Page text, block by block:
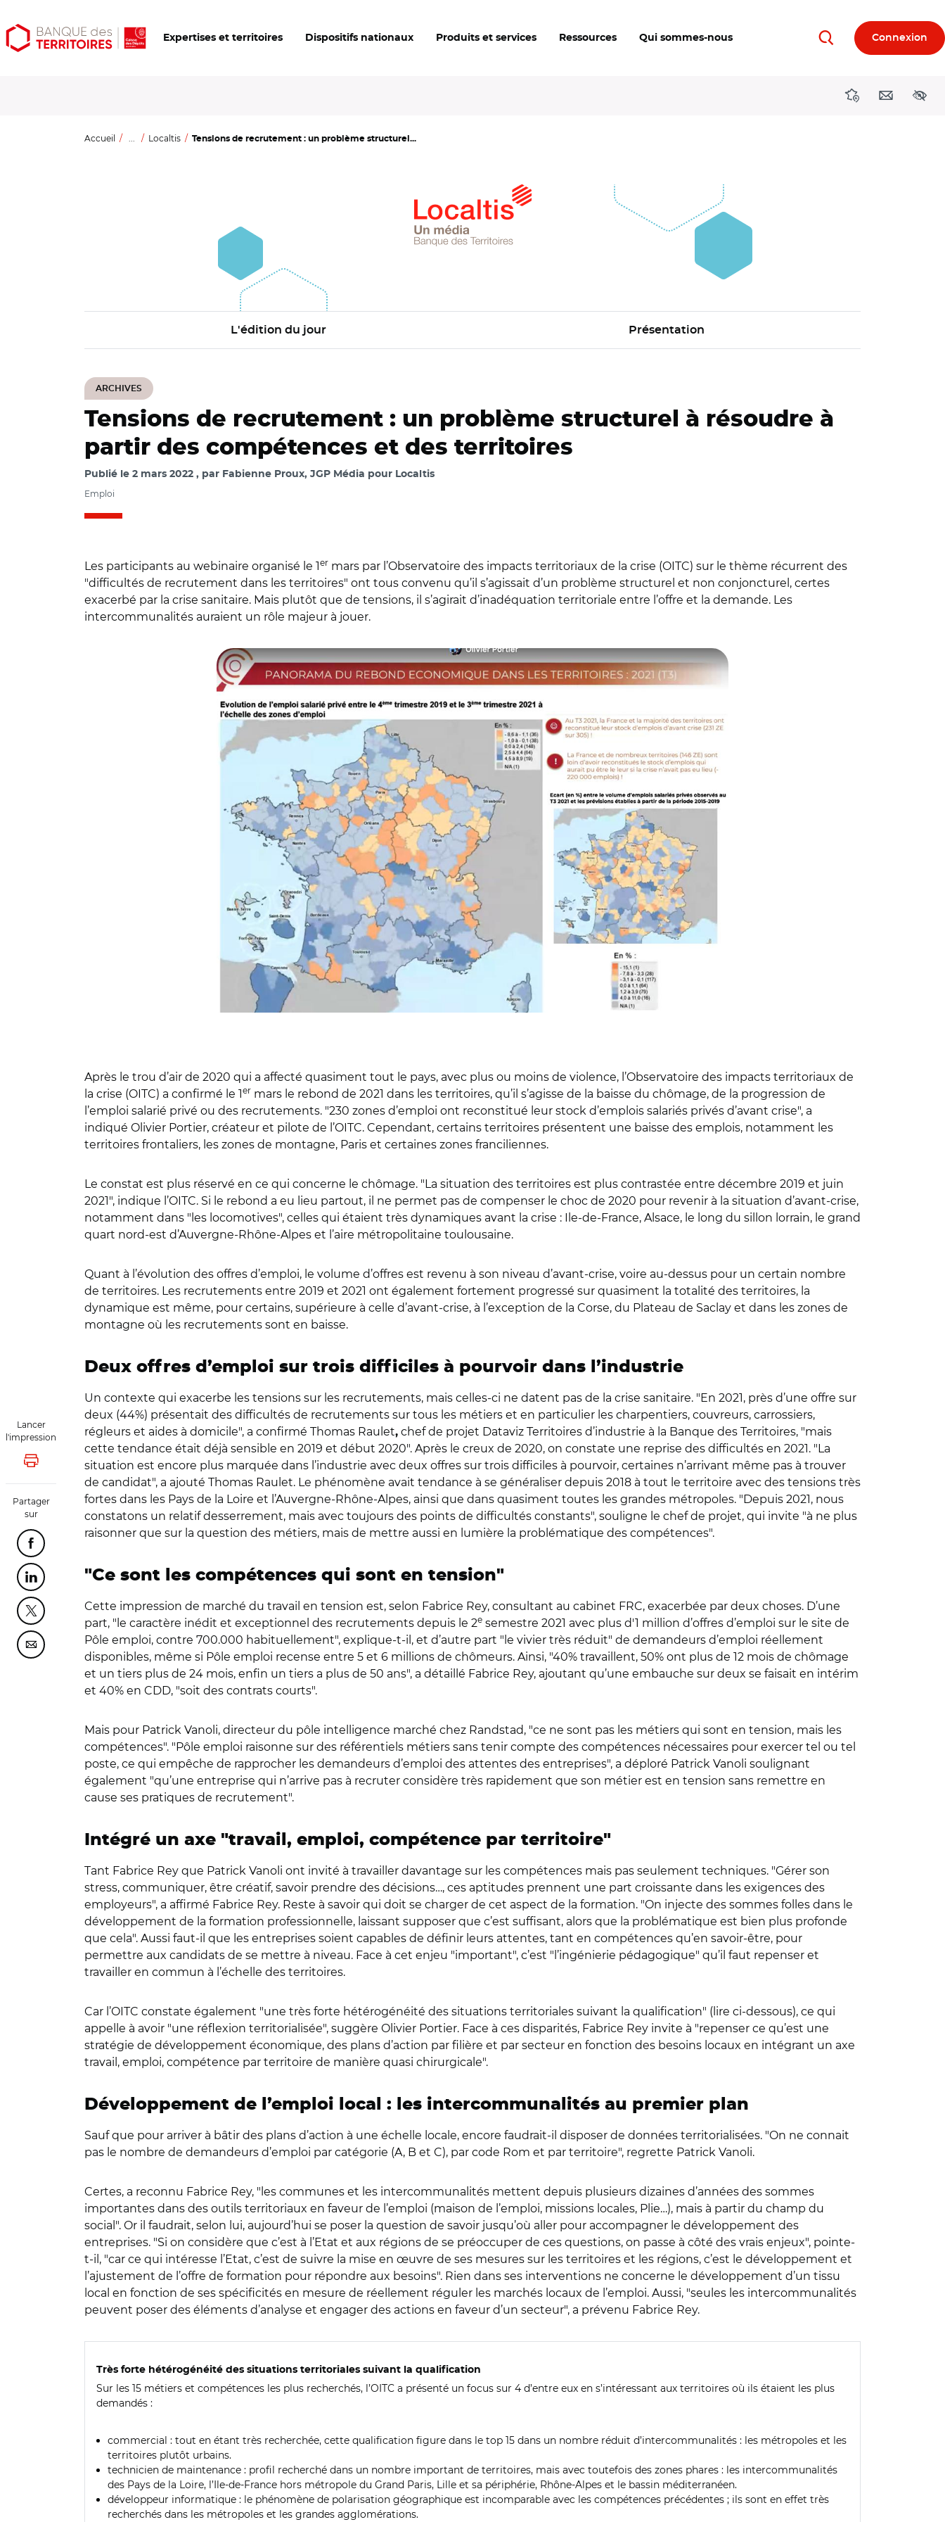
Aller
au
Aller
au
Ouvrir
les
Expertises et territoires Dispositifs nationaux Produits et services Ressources Qui sommes-nous RechercherConnexion
DirectionsContact
Accueil ... Localtis Tensions de recrutement : un problème structurel...
L'édition du jour Présentation
ARCHIVES
Lancer
l'impression
Lancer l'impression
Partager
sur
Partager cette page sur Facebook
Partager cette page sur Linkedin
Partager cette page sur Twitter
Partager cette page sur Courriel
Tensions de recrutement : un problème structurel à résoudre à
partir des compétences et des territoires
Publié le 2 mars 2022 par Fabienne Proux, JGP Média pour Localtis
Emploi
Les participants au webinaire organisé le 1er mars par l’Observatoire des impacts territoriaux de la crise (OITC) sur le thème récurrent des
"difficultés de recrutement dans les territoires" ont tous convenu qu’il s’agissait d’un problème structurel et non conjoncturel, certes
exacerbé par la crise sanitaire. Mais plutôt que de tensions, il s’agirait d’inadéquation territoriale entre l’offre et la demande. Les
intercommunalités auraient un rôle majeur à jouer.
Après le trou d’air de 2020 qui a affecté quasiment tout le pays, avec plus ou moins de violence, l’Observatoire des impacts territoriaux de
la crise (OITC) a confirmé le 1er mars le rebond de 2021 dans les territoires, qu’il s’agisse de la baisse du chômage, de la progression de
l’emploi salarié privé ou des recrutements. "230 zones d’emploi ont reconstitué leur stock d’emplois salariés privés d’avant crise", a
indiqué Olivier Portier, créateur et pilote de l’OITC. Cependant, certains territoires présentent une baisse des emplois, notamment les
territoires frontaliers, les zones de montagne, Paris et certaines zones franciliennes.
Le constat est plus réservé en ce qui concerne le chômage. "La situation des territoires est plus contrastée entre décembre 2019 et juin
2021", indique l’OITC. Si le rebond a eu lieu partout, il ne permet pas de compenser le choc de 2020 pour revenir à la situation d’avant-crise,
notamment dans "les locomotives", celles qui étaient très dynamiques avant la crise : Ile-de-France, Alsace, le long du sillon lorrain, le grand
quart nord-est d’Auvergne-Rhône-Alpes et l’aire métropolitaine toulousaine.
Quant à l’évolution des offres d’emploi, le volume d’offres est revenu à son niveau d’avant-crise, voire au-dessus pour un certain nombre
de territoires. Les recrutements entre 2019 et 2021 ont également fortement progressé sur quasiment la totalité des territoires, la
dynamique est même, pour certains, supérieure à celle d’avant-crise, à l’exception de la Corse, du Plateau de Saclay et dans les zones de
montagne où les recrutements sont en baisse.
Deux offres d’emploi sur trois difficiles à pourvoir dans l’industrie
Un contexte qui exacerbe les tensions sur les recrutements, mais celles-ci ne datent pas de la crise sanitaire. "En 2021, près d’une offre sur
deux (44%) présentait des difficultés de recrutements sur tous les métiers et en particulier les charpentiers, couvreurs, carrossiers,
régleurs et aides à domicile", a confirmé Thomas Raulet, chef de projet Dataviz Territoires d’industrie à la Banque des Territoires, "mais
cette tendance était déjà sensible en 2019 et début 2020". Après le creux de 2020, on constate une reprise des difficultés en 2021. "La
situation est encore plus marquée dans l’industrie avec deux offres sur trois difficiles à pourvoir, certaines n’arrivant même pas à trouver
de candidat", a ajouté Thomas Raulet. Le phénomène avait tendance à se généraliser depuis 2018 à tout le territoire avec des tensions très
fortes dans les Pays de la Loire et l’Auvergne-Rhône-Alpes, ainsi que dans quasiment toutes les grandes métropoles. "Depuis 2021, nous
constatons un relatif desserrement, mais avec toujours des points de difficultés constants", souligne le chef de projet, qui invite "à ne plus
raisonner que sur la question des métiers, mais de mettre aussi en lumière la problématique des compétences".
"Ce sont les compétences qui sont en tension"
Cette impression de marché du travail en tension est, selon Fabrice Rey, consultant au cabinet FRC, exacerbée par deux choses. D’une
part, "le caractère inédit et exceptionnel des recrutements depuis le 2e semestre 2021 avec plus d'1 million d’offres d’emploi sur le site de
Pôle emploi, contre 700.000 habituellement", explique-t-il, et d’autre part "le vivier très réduit" de demandeurs d’emploi réellement
disponibles, même si Pôle emploi recense entre 5 et 6 millions de chômeurs. Ainsi, "40% travaillent, 50% ont plus de 12 mois de chômage
et un tiers plus de 24 mois, enfin un tiers a plus de 50 ans", a détaillé Fabrice Rey, ajoutant qu’une embauche sur deux se faisait en intérim
et 40% en CDD, "soit des contrats courts".
Mais pour Patrick Vanoli, directeur du pôle intelligence marché chez Randstad, "ce ne sont pas les métiers qui sont en tension, mais les
compétences". "Pôle emploi raisonne sur des référentiels métiers sans tenir compte des compétences nécessaires pour exercer tel ou tel
poste, ce qui empêche de rapprocher les demandeurs d’emploi des attentes des entreprises", a déploré Patrick Vanoli soulignant
également "qu’une entreprise qui n’arrive pas à recruter considère très rapidement que son métier est en tension sans remettre en
cause ses pratiques de recrutement".
Intégré un axe "travail, emploi, compétence par territoire"
Tant Fabrice Rey que Patrick Vanoli ont invité à travailler davantage sur les compétences mais pas seulement techniques. "Gérer son
stress, communiquer, être créatif, savoir prendre des décisions…, ces aptitudes prennent une part croissante dans les exigences des
employeurs", a affirmé Fabrice Rey. Reste à savoir qui doit se charger de cet aspect de la formation. "On injecte des sommes folles dans le
développement de la formation professionnelle, laissant supposer que c’est suffisant, alors que la problématique est bien plus profonde
que cela". Aussi faut-il que les entreprises soient capables de définir leurs attentes, tant en compétences qu’en savoir-être, pour
permettre aux candidats de se mettre à niveau. Face à cet enjeu "important", c’est "l’ingénierie pédagogique" qu’il faut repenser et
travailler en commun à l’échelle des territoires.
Car l’OITC constate également "une très forte hétérogénéité des situations territoriales suivant la qualification" (lire ci-dessous), ce qui
appelle à avoir "une réflexion territorialisée", suggère Olivier Portier. Face à ces disparités, Fabrice Rey invite à "repenser ce qu’est une
stratégie de développement économique, des plans d’action par filière et par secteur en fonction des besoins locaux en intégrant un axe
travail, emploi, compétence par territoire de manière quasi chirurgicale".
Développement de l’emploi local : les intercommunalités au premier plan
Sauf que pour arriver à bâtir des plans d’action à une échelle locale, encore faudrait-il disposer de données territorialisées. "On ne connait
pas le nombre de demandeurs d’emploi par catégorie (A, B et C), par code Rom et par territoire", regrette Patrick Vanoli.
Certes, a reconnu Fabrice Rey, "les communes et les intercommunalités mettent depuis plusieurs dizaines d’années des sommes
importantes dans des outils territoriaux en faveur de l’emploi (maison de l’emploi, missions locales, Plie…), mais à partir du champ du
social". Or il faudrait, selon lui, aujourd’hui se poser la question de savoir jusqu’où aller pour accompagner le développement des
entreprises. "Si on considère que c’est à l’Etat et aux régions de se préoccuper de ces questions, on passe à côté des vrais enjeux", pointe-
t-il, "car ce qui intéresse l’Etat, c’est de suivre la mise en œuvre de ses mesures sur les territoires et les régions, c’est le développement et
l’ajustement de l’offre de formation pour répondre aux besoins". Rien dans ses interventions ne concerne le développement d’un tissu
local en fonction de ses spécificités en mesure de réellement réguler les marchés locaux de l’emploi. Aussi, "seules les intercommunalités
peuvent poser des éléments d’analyse et engager des actions en faveur d’un secteur", a prévenu Fabrice Rey.
Très forte hétérogénéité des situations territoriales suivant la qualification
Sur les 15 métiers et compétences les plus recherchés, l’OITC a présenté un focus sur 4 d’entre eux en s’intéressant aux territoires où ils étaient les plus
demandés :
commercial : tout en étant très recherchée, cette qualification figure dans le top 15 dans un nombre réduit d’intercommunalités : les métropoles et les
territoires plutôt urbains.
technicien de maintenance : profil recherché dans un nombre important de territoires, mais avec toutefois des zones phares : les intercommunalités
des Pays de la Loire, l’Ile-de-France hors métropole du Grand Paris, Lille et sa périphérie, Rhône-Alpes et le bassin méditerranéen.
développeur informatique : le phénomène de polarisation géographique est incomparable avec les compétences précédentes ; ils sont en effet très
recherchés dans les métropoles et les grandes agglomérations.